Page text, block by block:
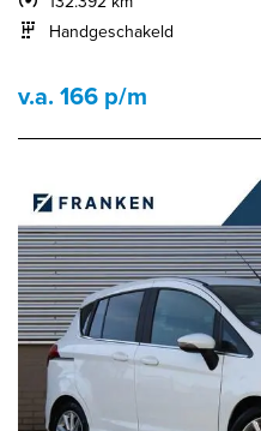
Handgeschakeld
v.a. 166 p/m